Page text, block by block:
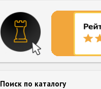
Поиск по каталогу